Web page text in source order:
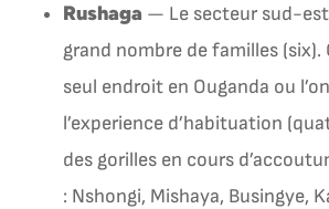
Rushaga — Le secteur sud-
grand nombre de familles (six).
seul endroit en Ouganda ou
l’experience d’habituation
des gorilles en cours
: Nshongi, Mishaya, Busingye,